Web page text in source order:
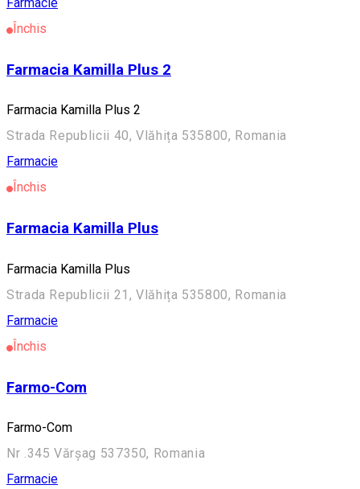
Închis
Farmacia Kamilla Plus 2
Farmacia Kamilla Plus 2
Strada Republicii 40, Vlăhița 535800, Romania
Farmacie
Închis
Farmacia Kamilla Plus
Farmacia Kamilla Plus
Strada Republicii 21, Vlăhița 535800, Romania
Farmacie
Închis
Farmo-Com
Farmo-Com
Nr .345 Vărșag 537350, Romania
Farmacie